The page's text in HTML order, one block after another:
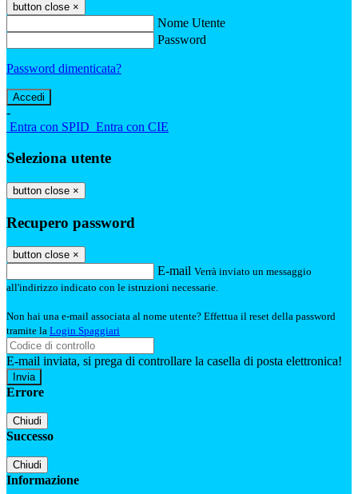
button close ×
Nome Utente
Password
Password dimenticata?
-
Entra con SPID Entra con CIE
Seleziona utente
button close ×
Recupero password
button close ×
E-mail Verrà inviato un messaggio
all'indirizzo indicato con le istruzioni necessarie.
Non hai una e-mail associata al nome utente? Effettua il reset della password
tramite la Login Spaggiari
E-mail inviata, si prega di controllare la casella di posta elettronica!
Errore
Chiudi
Successo
Chiudi
Informazione